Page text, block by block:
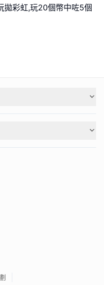
拋彩虹,玩20個幣中咗5個